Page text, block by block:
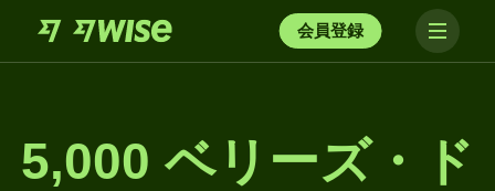
会員登録
5,000 ベリーズ・ド